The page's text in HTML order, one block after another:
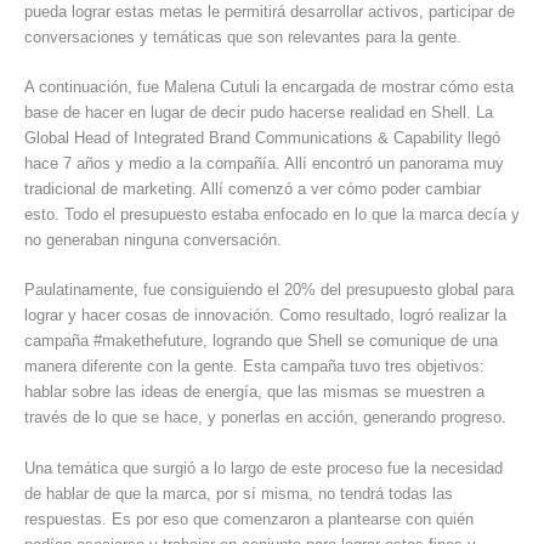
pueda lograr estas metas le permitirá desarrollar activos, participar de
conversaciones y temáticas que son relevantes para la gente.
A continuación, fue Malena Cutuli la encargada de mostrar cómo esta
base de hacer en lugar de decir pudo hacerse realidad en Shell. La
Global Head of Integrated Brand Communications & Capability llegó
hace 7 años y medio a la compañía. Allí encontró un panorama muy
tradicional de marketing. Allí comenzó a ver cómo poder cambiar
esto. Todo el presupuesto estaba enfocado en lo que la marca decía y
no generaban ninguna conversación.
Paulatinamente, fue consiguiendo el 20% del presupuesto global para
lograr y hacer cosas de innovación. Como resultado, logró realizar la
campaña #makethefuture, logrando que Shell se comunique de una
manera diferente con la gente. Esta campaña tuvo tres objetivos:
hablar sobre las ideas de energía, que las mismas se muestren a
través de lo que se hace, y ponerlas en acción, generando progreso.
Una temática que surgió a lo largo de este proceso fue la necesidad
de hablar de que la marca, por sí misma, no tendrá todas las
respuestas. Es por eso que comenzaron a plantearse con quién